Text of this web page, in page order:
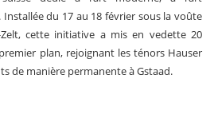
du 17 au 18 février sous la voûte
Zelt, cette initiative a mis en vedette 20
plan, rejoignant les ténors Hauser
de manière permanente à Gstaad.